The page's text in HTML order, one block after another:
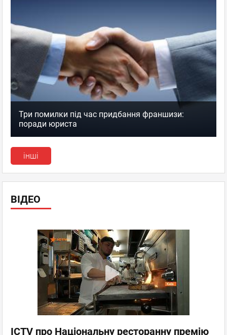
Три помилки під час придбання франшизи:
поради юриста
інші
ВІДЕО
ICTV про Національну ресторанну премію